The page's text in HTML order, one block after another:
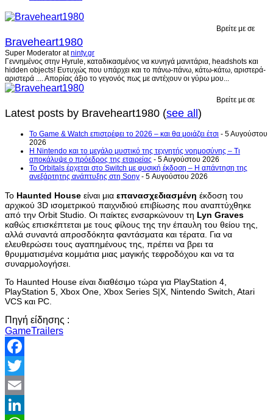
Βρείτε με σε
Braveheart1980
Super Moderator atninty.gr
Γεννημένος στην Hyrule, καταδικασμένος να κυνηγά μανιτάρια, headshots και
hidden objects! Ευτυχώς που υπάρχει και το πάνω-πάνω, κάτω-κάτω, αριστερά-
αριστερά .... Απορίας άξιο το γεγονός πως με αντέχουν οι γύρω μου...
Βρείτε με σε
Latest posts by Braveheart1980 (see all)
Το Game & Watch επιστρέφει το 2026 – και θα μοιάζει έτσι - 5 Αυγούστου
2026
Η Nintendo και το μεγάλο μυστικό της τεχνητής νοημοσύνης – Τι
αποκάλυψε ο πρόεδρος της εταιρείας - 5 Αυγούστου 2026
Το Orbitals έρχεται στο Switch με φυσική έκδοση – Η απάντηση της
ανεξάρτητης ανάπτυξης στη Sony - 5 Αυγούστου 2026
Το Haunted House είναι μια επανασχεδιασμένη έκδοση του
αρχικού 3D ισομετρικού παιχνιδιού επιβίωσης που αναπτύχθηκε
από την Orbit Studio. Οι παίκτες ενσαρκώνουν τη Lyn Graves
καθώς επισκέπτεται με τους φίλους της την έπαυλη του θείου της,
αλλά συναντά απροσδόκητα φαντάσματα και τέρατα. Για να
ελευθερώσει τους αγαπημένους της, πρέπει να βρει τα
θρυμματισμένα κομμάτια μιας μαγικής τεφροδόχου και να τα
συναρμολογήσει.
Το Haunted House είναι διαθέσιμο τώρα για PlayStation 4,
PlayStation 5, Xbox One, Xbox Series S|X, Nintendo Switch, Atari
VCS και PC.
Πηγή είδησης :
GameTrailers
Facebook
Twitter
Email